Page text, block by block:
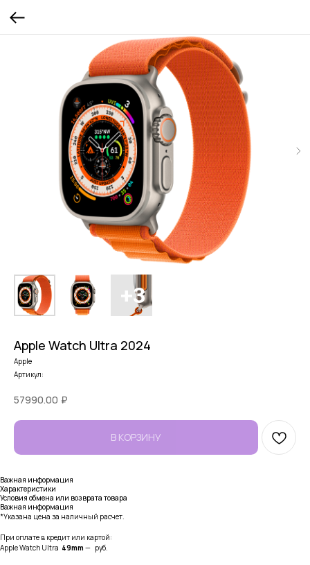
Apple Watch Ultra 2024
Apple
Артикул:
57990.00 ₽
В КОРЗИНУ
Важная информация
Характеристики
Условия обмена или возврата товара
Важная информация
*Указана цена за наличный расчет.
При оплате в кредит или картой:
Apple Watch Ultra 49mm — руб.